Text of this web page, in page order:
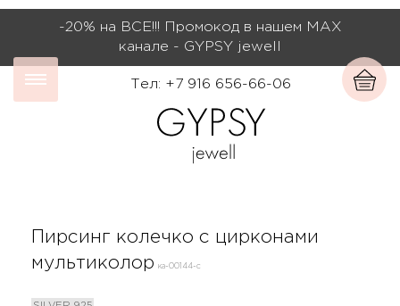
-20% на ВСЕ!!! Промокод в нашем МАХ
канале - GYPSY jewell
Тел: +7 916 656-66-06
Пирсинг колечко с цирконами
мультиколор
ка-00144-с